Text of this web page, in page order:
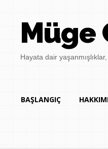
Müge
Hayata dair
BAŞLANGIÇ